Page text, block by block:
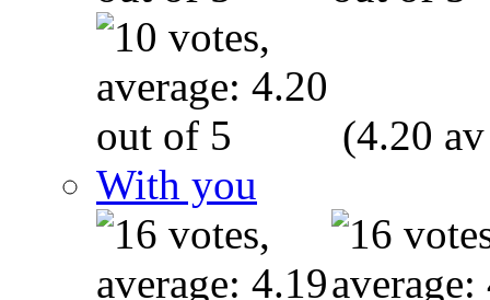
(4.20
With you